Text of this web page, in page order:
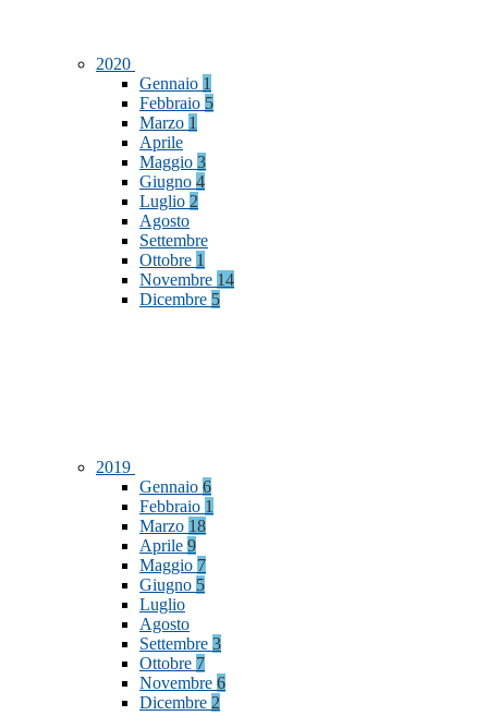
2020
Gennaio 1
Febbraio 5
Marzo 1
Aprile
Maggio 3
Giugno 4
Luglio 2
Agosto
Settembre
Ottobre 1
Novembre 14
Dicembre 5
2019
Gennaio 6
Febbraio 1
Marzo 18
Aprile 9
Maggio 7
Giugno 5
Luglio
Agosto
Settembre 3
Ottobre 7
Novembre 6
Dicembre 2